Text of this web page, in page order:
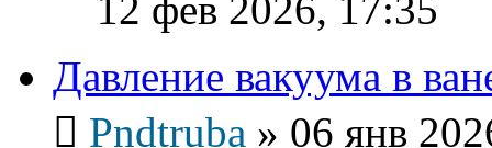
Давление вакуума в
Pndtruba » 06 янв